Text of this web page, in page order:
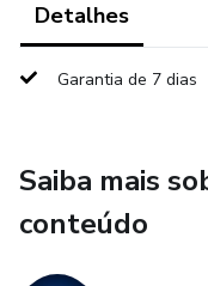
Detalhes
Garantia de 7 dias
Saiba mais
conteúdo